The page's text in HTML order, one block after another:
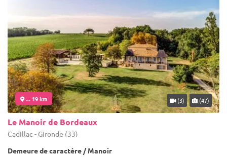
... 19 km (3) (47)
Le Manoir de Bordeaux
Cadillac - Gironde (33)
Demeure de caractère / Manoir